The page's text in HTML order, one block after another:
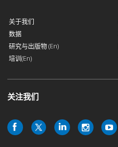
关于我们
数据
研究与出版物 (En)
培训(En)
关注我们